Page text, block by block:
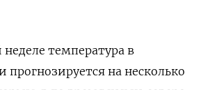
температура в
прогнозируется на несколько